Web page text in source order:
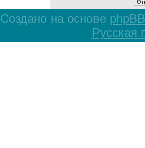
Создано на основе phpBB
Русская